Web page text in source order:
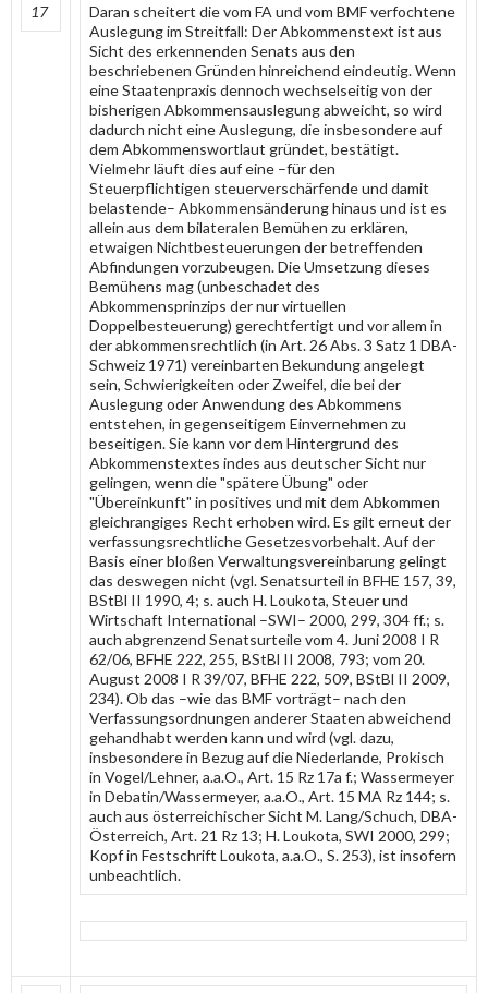
17
Daran scheitert die vom FA und vom BMF verfochtene
Auslegung im Streitfall: Der Abkommenstext ist aus
Sicht des erkennenden Senats aus den
beschriebenen Gründen hinreichend eindeutig. Wenn
eine Staatenpraxis dennoch wechselseitig von der
bisherigen Abkommensauslegung abweicht, so wird
dadurch nicht eine Auslegung, die insbesondere auf
dem Abkommenswortlaut gründet, bestätigt.
Vielmehr läuft dies auf eine –für den
Steuerpflichtigen steuerverschärfende und damit
belastende– Abkommensänderung hinaus und ist es
allein aus dem bilateralen Bemühen zu erklären,
etwaigen Nichtbesteuerungen der betreffenden
Abfindungen vorzubeugen. Die Umsetzung dieses
Bemühens mag (unbeschadet des
Abkommensprinzips der nur virtuellen
Doppelbesteuerung) gerechtfertigt und vor allem in
der abkommensrechtlich (in Art. 26 Abs. 3 Satz 1 DBA-
Schweiz 1971) vereinbarten Bekundung angelegt
sein, Schwierigkeiten oder Zweifel, die bei der
Auslegung oder Anwendung des Abkommens
entstehen, in gegenseitigem Einvernehmen zu
beseitigen. Sie kann vor dem Hintergrund des
Abkommenstextes indes aus deutscher Sicht nur
gelingen, wenn die "spätere Übung" oder
"Übereinkunft" in positives und mit dem Abkommen
gleichrangiges Recht erhoben wird. Es gilt erneut der
verfassungsrechtliche Gesetzesvorbehalt. Auf der
Basis einer bloßen Verwaltungsvereinbarung gelingt
das deswegen nicht (vgl. Senatsurteil in BFHE 157, 39,
BStBl II 1990, 4; s. auch H. Loukota, Steuer und
Wirtschaft International –SWI– 2000, 299, 304 ff.; s.
auch abgrenzend Senatsurteile vom 4. Juni 2008 I R
62/06, BFHE 222, 255, BStBl II 2008, 793; vom 20.
August 2008 I R 39/07, BFHE 222, 509, BStBl II 2009,
234). Ob das –wie das BMF vorträgt– nach den
Verfassungsordnungen anderer Staaten abweichend
gehandhabt werden kann und wird (vgl. dazu,
insbesondere in Bezug auf die Niederlande, Prokisch
in Vogel/Lehner, a.a.O., Art. 15 Rz 17a f.; Wassermeyer
in Debatin/Wassermeyer, a.a.O., Art. 15 MA Rz 144; s.
auch aus österreichischer Sicht M. Lang/Schuch, DBA-
Österreich, Art. 21 Rz 13; H. Loukota, SWI 2000, 299;
Kopf in Festschrift Loukota, a.a.O., S. 253), ist insofern
unbeachtlich.